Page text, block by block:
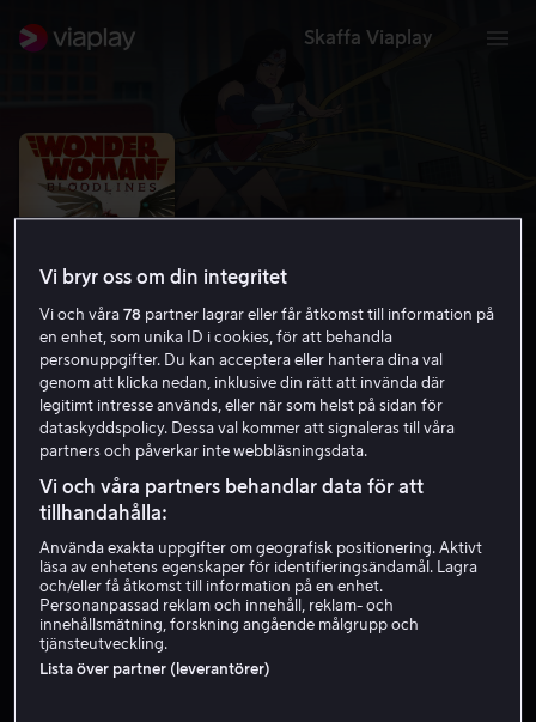
Skaffa Viaplay
Wonder Woman: Bloodlines
12 år
HD
Hyr 49 kr
Vi bryr oss om din integritet
Vi och våra78 partner lagrar eller får åtkomst till information på
en enhet, som unika ID i cookies, för att behandla
personuppgifter. Du kan acceptera eller hantera dina val
genom att klicka nedan, inklusive din rätt att invända där
legitimt intresse används, eller när som helst på sidan för
dataskyddspolicy. Dessa val kommer att signaleras till våra
partners och påverkar inte webbläsningsdata.
Vi och våra partners behandlar data för att
tillhandahålla:
Använda exakta uppgifter om geografisk positionering. Aktivt
läsa av enhetens egenskaper för identifieringsändamål. Lagra
och/eller få åtkomst till information på en enhet.
Personanpassad reklam och innehåll, reklam- och
innehållsmätning, forskning angående målgrupp och
tjänsteutveckling.
Lista över partner (leverantörer)